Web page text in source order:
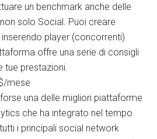
un benchmark anche delle
solo Social. Puoi creare
player (concorrenti)
offre una serie di consigli
tue prestazioni.
mese
forse una delle migliori piattaforme
che ha integrato nel tempo
i principali social network